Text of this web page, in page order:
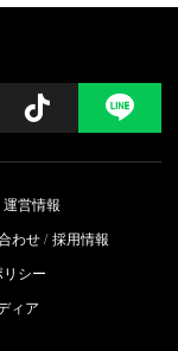
Follow
営情報
わせ 採用情報
シー
ィア